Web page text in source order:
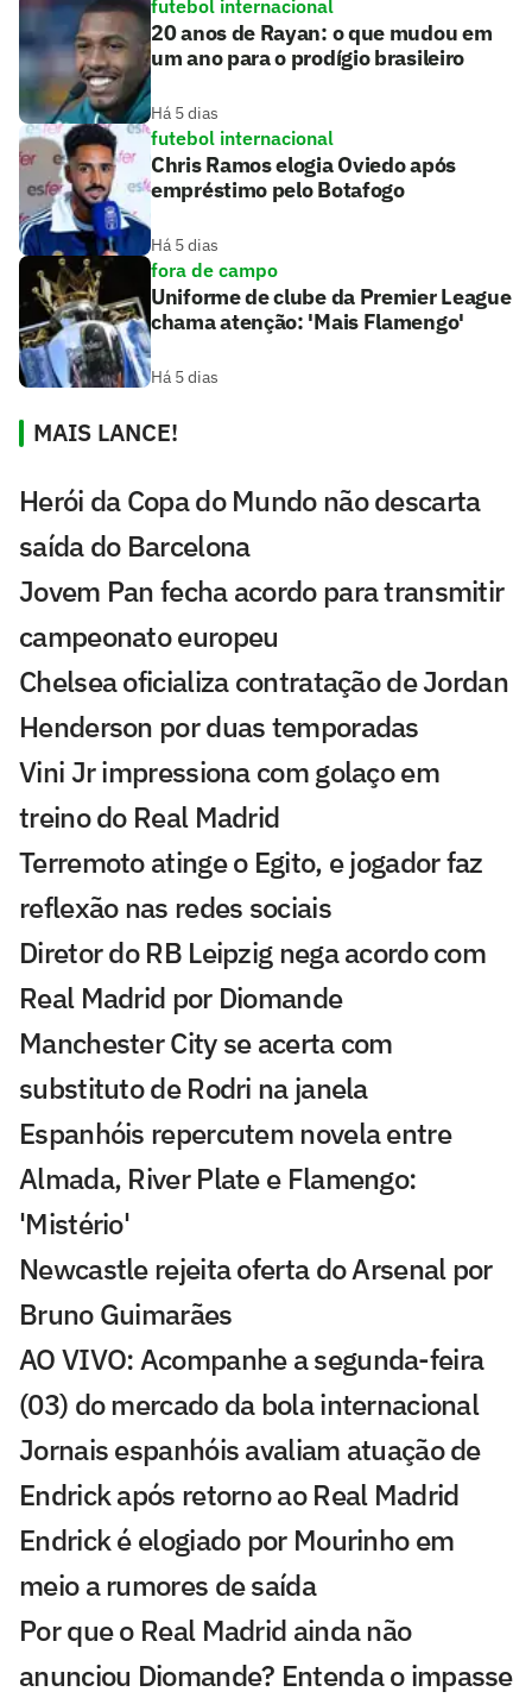
futebol internacional
20 anos de Rayan: o que mudou em
um ano para o prodígio brasileiro
Há 5 dias
futebol internacional
Chris Ramos elogia Oviedo após
empréstimo pelo Botafogo
Há 5 dias
fora de campo
Uniforme de clube da Premier League
chama atenção: 'Mais Flamengo'
Há 5 dias
MAIS LANCE!
Herói da Copa do Mundo não descarta
saída do Barcelona
Jovem Pan fecha acordo para transmitir
campeonato europeu
Chelsea oficializa contratação de Jordan
Henderson por duas temporadas
Vini Jr impressiona com golaço em
treino do Real Madrid
Terremoto atinge o Egito, e jogador faz
reflexão nas redes sociais
Diretor do RB Leipzig nega acordo com
Real Madrid por Diomande
Manchester City se acerta com
substituto de Rodri na janela
Espanhóis repercutem novela entre
Almada, River Plate e Flamengo:
'Mistério'
Newcastle rejeita oferta do Arsenal por
Bruno Guimarães
AO VIVO: Acompanhe a segunda-feira
(03) do mercado da bola internacional
Jornais espanhóis avaliam atuação de
Endrick após retorno ao Real Madrid
Endrick é elogiado por Mourinho em
meio a rumores de saída
Por que o Real Madrid ainda não
anunciou Diomande? Entenda o impasse